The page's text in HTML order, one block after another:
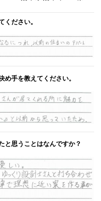
ください。
め手を教えてください。
と思うことはなんですか？